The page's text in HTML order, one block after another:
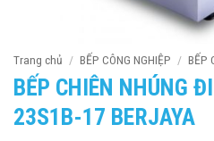
Trang chủ / BẾP CÔNG NGHIỆP / BẾP
BẾP CHIÊN NHÚNG
23S1B-17 BERJAYA